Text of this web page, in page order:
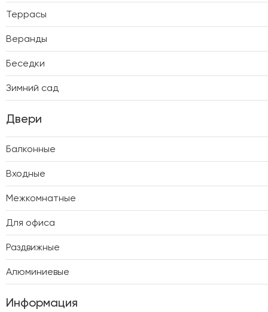
Террасы
Веранды
Беседки
Зимний сад
Двери
Балконные
Входные
Межкомнатные
Для офиса
Раздвижные
Алюминиевые
Информация